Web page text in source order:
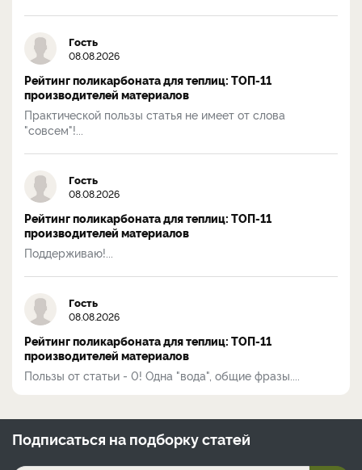
Гость
08.08.2026
Рейтинг поликарбоната для теплиц: ТОП-11
производителей материалов
Практической пользы статья не имеет от слова
"совсем"!...
Гость
08.08.2026
Рейтинг поликарбоната для теплиц: ТОП-11
производителей материалов
Поддерживаю!...
Гость
08.08.2026
Рейтинг поликарбоната для теплиц: ТОП-11
производителей материалов
Пользы от статьи - 0! Одна "вода", общие фразы....
Подписаться на подборку статей